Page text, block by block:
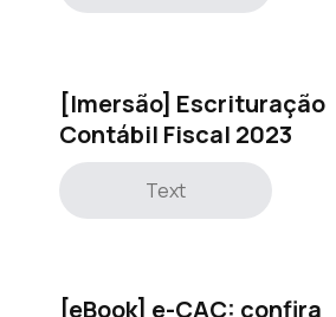
[Imersão] Escrituração
Contábil Fiscal 2023
Text
[eBook] e-CAC: confira